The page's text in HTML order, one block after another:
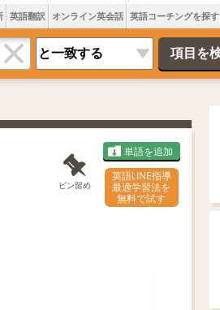
英語翻訳 オンライン英会話 英語コーチングを探す
ピン留め
単語を追加
英語LINE指導
最適学習法を
無料で試す